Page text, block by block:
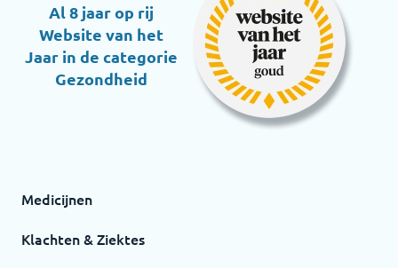
Al 8 jaar op rij
Website van het
Jaar in de categorie
Gezondheid
Medicijnen
Klachten & Ziektes